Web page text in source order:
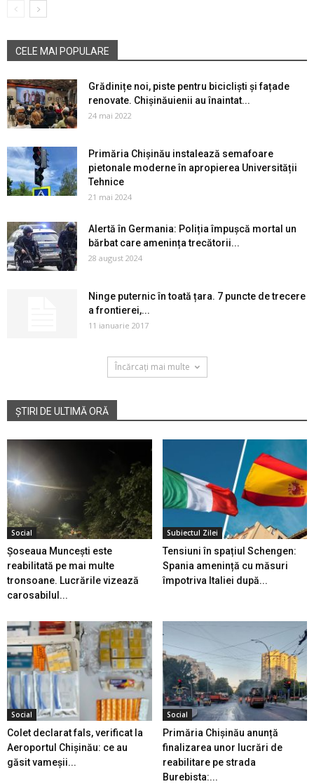
CELE MAI POPULARE
Grădinițe noi, piste pentru bicicliști și fațade
renovate. Chișinăuienii au înaintat...
24 mai 2022
Primăria Chișinău instalează semafoare
pietonale moderne în apropierea Universității
Tehnice
21 mai 2024
Alertă în Germania: Poliția împușcă mortal un
bărbat care amenința trecătorii...
28 august 2024
Ninge puternic în toată țara. 7 puncte de trecere
a frontierei,...
11 ianuarie 2017
Încărcați mai multe
ȘTIRI DE ULTIMĂ ORĂ
Social
Șoseaua Muncești este
reabilitată pe mai multe
tronsoane. Lucrările vizează
carosabilul...
Subiectul Zilei
Tensiuni în spațiul Schengen:
Spania amenință cu măsuri
împotriva Italiei după...
Social
Colet declarat fals, verificat la
Aeroportul Chișinău: ce au
găsit vameșii...
Social
Primăria Chișinău anunță
finalizarea unor lucrări de
reabilitare pe strada
Burebista:...